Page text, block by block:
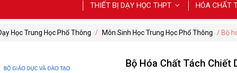
THIẾT BỊ DẠY HỌC THPT HÓA CHẤT
Học Trung Học Phổ Thông / Môn Sinh Học Trung Học Phổ Thông / Bộ
Bộ Hóa Chất Tách Chiết